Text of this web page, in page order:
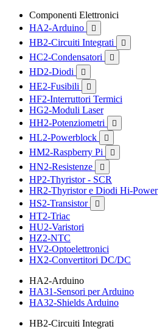
Componenti Elettronici
HA2-Arduino

HB2-Circuiti Integrati 
HC2-Condensatori 
HD2-Diodi 
HE2-Fusibili 
HF2-Interruttori Termici
HG2-Moduli Laser
HH2-Potenziometri

HL2-Powerblock 
HM2-Raspberry Pi 
HN2-Resistenze 
HP2-Thyristor - SCR
HR2-Thyristor e Diodi Hi-Power
HS2-Transistor

HT2-Triac
HU2-Varistori
HZ2-NTC
HV2-Optoelettronici
HX2-Convertitori DC/DC
HA2-Arduino
HA31-Sensori per Arduino
HA32-Shields Arduino
HB2-Circuiti Integrati